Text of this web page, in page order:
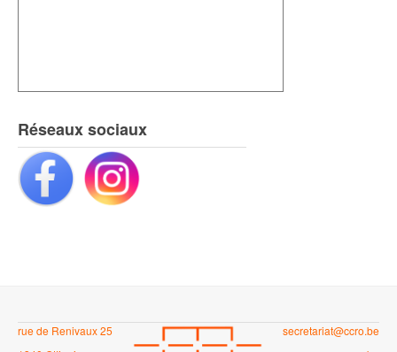
Réseaux sociaux
rue de Renivaux 25
secretariat@ccro.be